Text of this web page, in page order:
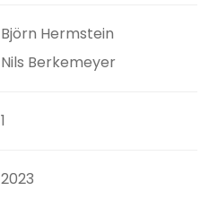
Björn Hermstein
Nils Berkemeyer
1
2023